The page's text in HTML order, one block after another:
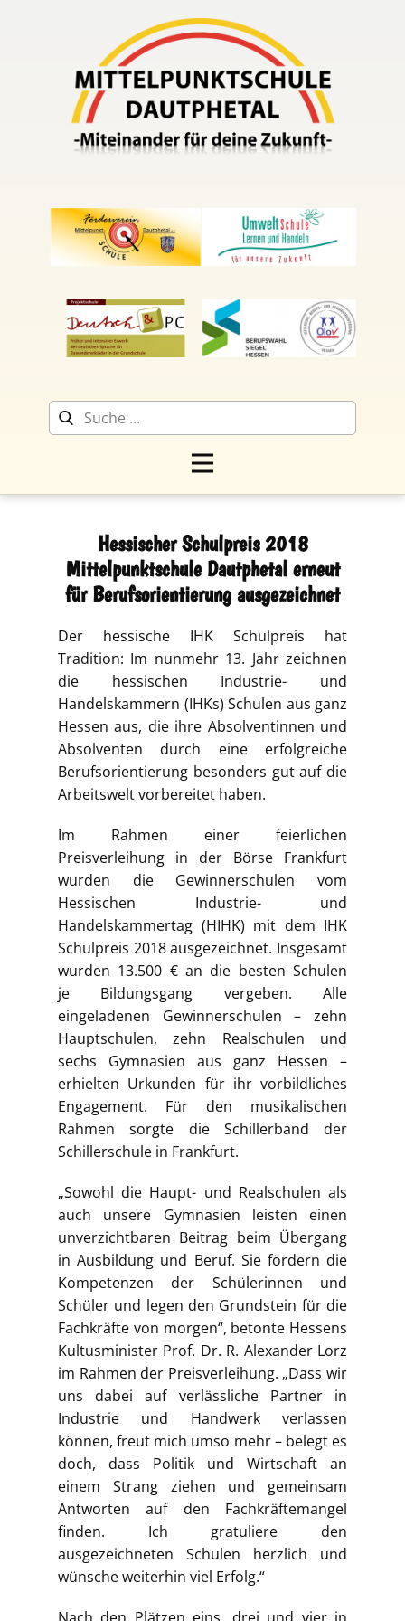
Hessischer Schulpreis 2018
Mittelpunktschule Dautphetal erneut
für Berufsorientierung ausgezeichnet
Der hessische IHK Schulpreis hat
Tradition: Im nunmehr 13. Jahr zeichnen
die hessischen Industrie- und
Handelskammern (IHKs) Schulen aus ganz
Hessen aus, die ihre Absolventinnen und
Absolventen durch eine erfolgreiche
Berufsorientierung besonders gut auf die
Arbeitswelt vorbereitet haben.
Im Rahmen einer feierlichen
Preisverleihung in der Börse Frankfurt
wurden die Gewinnerschulen vom
Hessischen Industrie- und
Handelskammertag (HIHK) mit dem IHK
Schulpreis 2018 ausgezeichnet. Insgesamt
wurden 13.500 € an die besten Schulen
je Bildungsgang vergeben. Alle
eingeladenen Gewinnerschulen – zehn
Hauptschulen, zehn Realschulen und
sechs Gymnasien aus ganz Hessen –
erhielten Urkunden für ihr vorbildliches
Engagement. Für den musikalischen
Rahmen sorgte die Schillerband der
Schillerschule in Frankfurt.
„Sowohl die Haupt- und Realschulen als
auch unsere Gymnasien leisten einen
unverzichtbaren Beitrag beim Übergang
in Ausbildung und Beruf. Sie fördern die
Kompetenzen der Schülerinnen und
Schüler und legen den Grundstein für die
Fachkräfte von morgen“, betonte Hessens
Kultusminister Prof. Dr. R. Alexander Lorz
im Rahmen der Preisverleihung. „Dass wir
uns dabei auf verlässliche Partner in
Industrie und Handwerk verlassen
können, freut mich umso mehr – belegt es
doch, dass Politik und Wirtschaft an
einem Strang ziehen und gemeinsam
Antworten auf den Fachkräftemangel
finden. Ich gratuliere den
ausgezeichneten Schulen herzlich und
wünsche weiterhin viel Erfolg.“